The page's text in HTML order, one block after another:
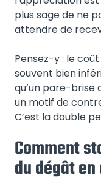
plus sage de ne
attendre de
Pensez-y : le
souvent bien
qu’un pare-brise
un motif de
C’est la double
Comment
du dégât